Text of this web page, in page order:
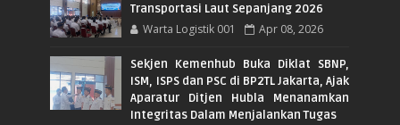
Transportasi Laut Sepanjang 2026
Warta Logistik 001 Apr 08, 2026
Sekjen Kemenhub Buka Diklat SBNP,
ISM, ISPS dan PSC di BP2TL Jakarta, Ajak
Aparatur Ditjen Hubla Menanamkan
Integritas Dalam Menjalankan Tugas